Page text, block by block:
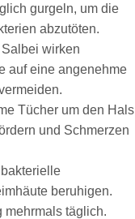
gurgeln, um die
abzutöten.
wirken
auf eine angenehme
Tücher um den Hals
und Schmerzen
beruhigen.
mehrmals täglich.